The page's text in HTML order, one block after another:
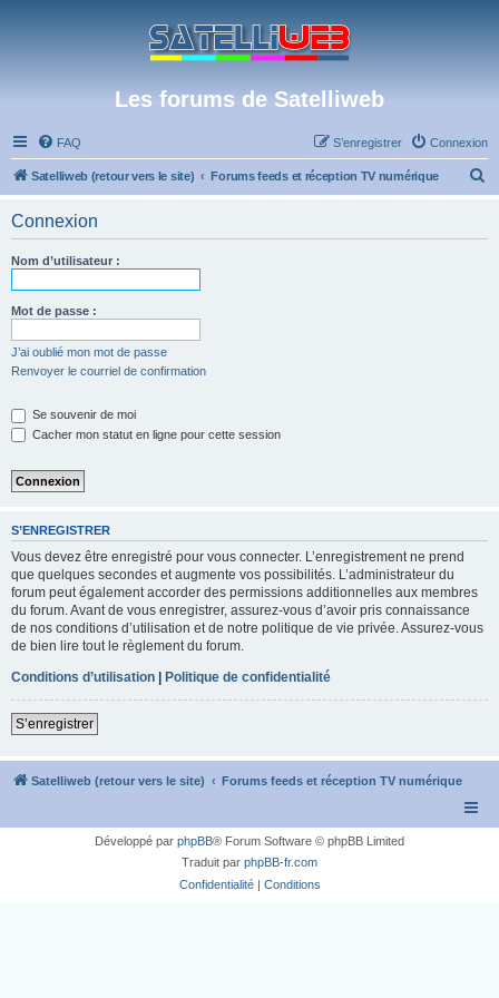
Les forums de Satelliweb
FAQ Connexion
S’enregistrer
Satelliweb (retour vers le site) Forums feeds et réception TV numérique
Connexion
Nom d’utilisateur :
Mot de passe :
J’ai oublié mon mot de passe
Renvoyer le courriel de confirmation
Se souvenir de moi
Cacher mon statut en ligne pour cette session
S’ENREGISTRER
Vous devez être enregistré pour vous connecter. L’enregistrement ne prend
que quelques secondes et augmente vos possibilités. L’administrateur du
forum peut également accorder des permissions additionnelles aux membres
du forum. Avant de vous enregistrer, assurez-vous d’avoir pris connaissance
de nos conditions d’utilisation et de notre politique de vie privée. Assurez-vous
de bien lire tout le règlement du forum.
Conditions d’utilisation | Politique de confidentialité
S’enregistrer
Satelliweb (retour vers le site) Forums feeds et réception TV numérique
Développé par phpBB® Forum Software © phpBB Limited
Traduit par phpBB-fr.com
Confidentialité| Conditions